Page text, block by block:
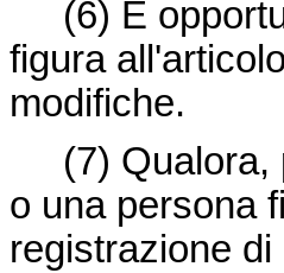
(6) È
figura
modifiche.
(7) Qualora,
o una persona
registrazione